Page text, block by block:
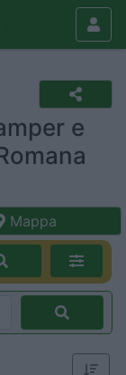
e
Mappa